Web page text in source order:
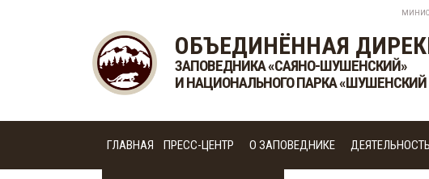
ОБЪЕДИНЁННАЯ
ЗАПОВЕДНИКА «САЯНО-ШУШЕНСКИЙ»
И НАЦИОНАЛЬНОГО ПАРКА «ШУШЕНСКИЙ
ГЛАВНАЯ ПРЕСС-ЦЕНТР О ЗАПОВЕДНИКЕ ДЕЯТЕЛЬНОСТЬ